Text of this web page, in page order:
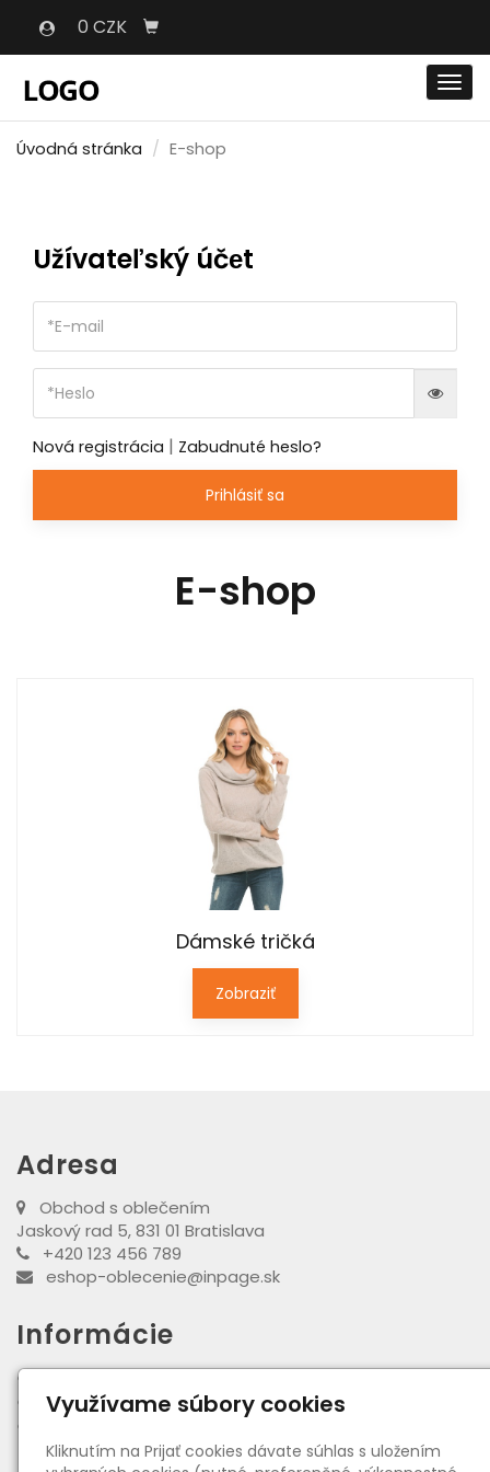
0 CZK
Úvodná stránka E-shop
Užívateľský účеt
Nová registrácia | Zabudnuté heslo?
Prihlásiť sa
E-shop
Dámské tričká
Zobraziť
Adresa
Obchod s oblečením
Jaskový rad 5, 831 01 Bratislava
+420 123 456 789
eshop-oblecenie@inpage.sk
Informácie
●
● Obchodné podmienky
●
Využívame súbory cookies
Kliknutím na Prijať cookies dávate súhlas s uložením